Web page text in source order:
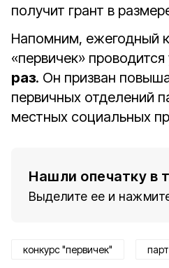
получит грант в
Напомним, ежегодный
«первичек»
раз. Он призван
первичных отделений
местных социальных
Нашли опечатку в
Выделите ее и
конкурс "первичек"